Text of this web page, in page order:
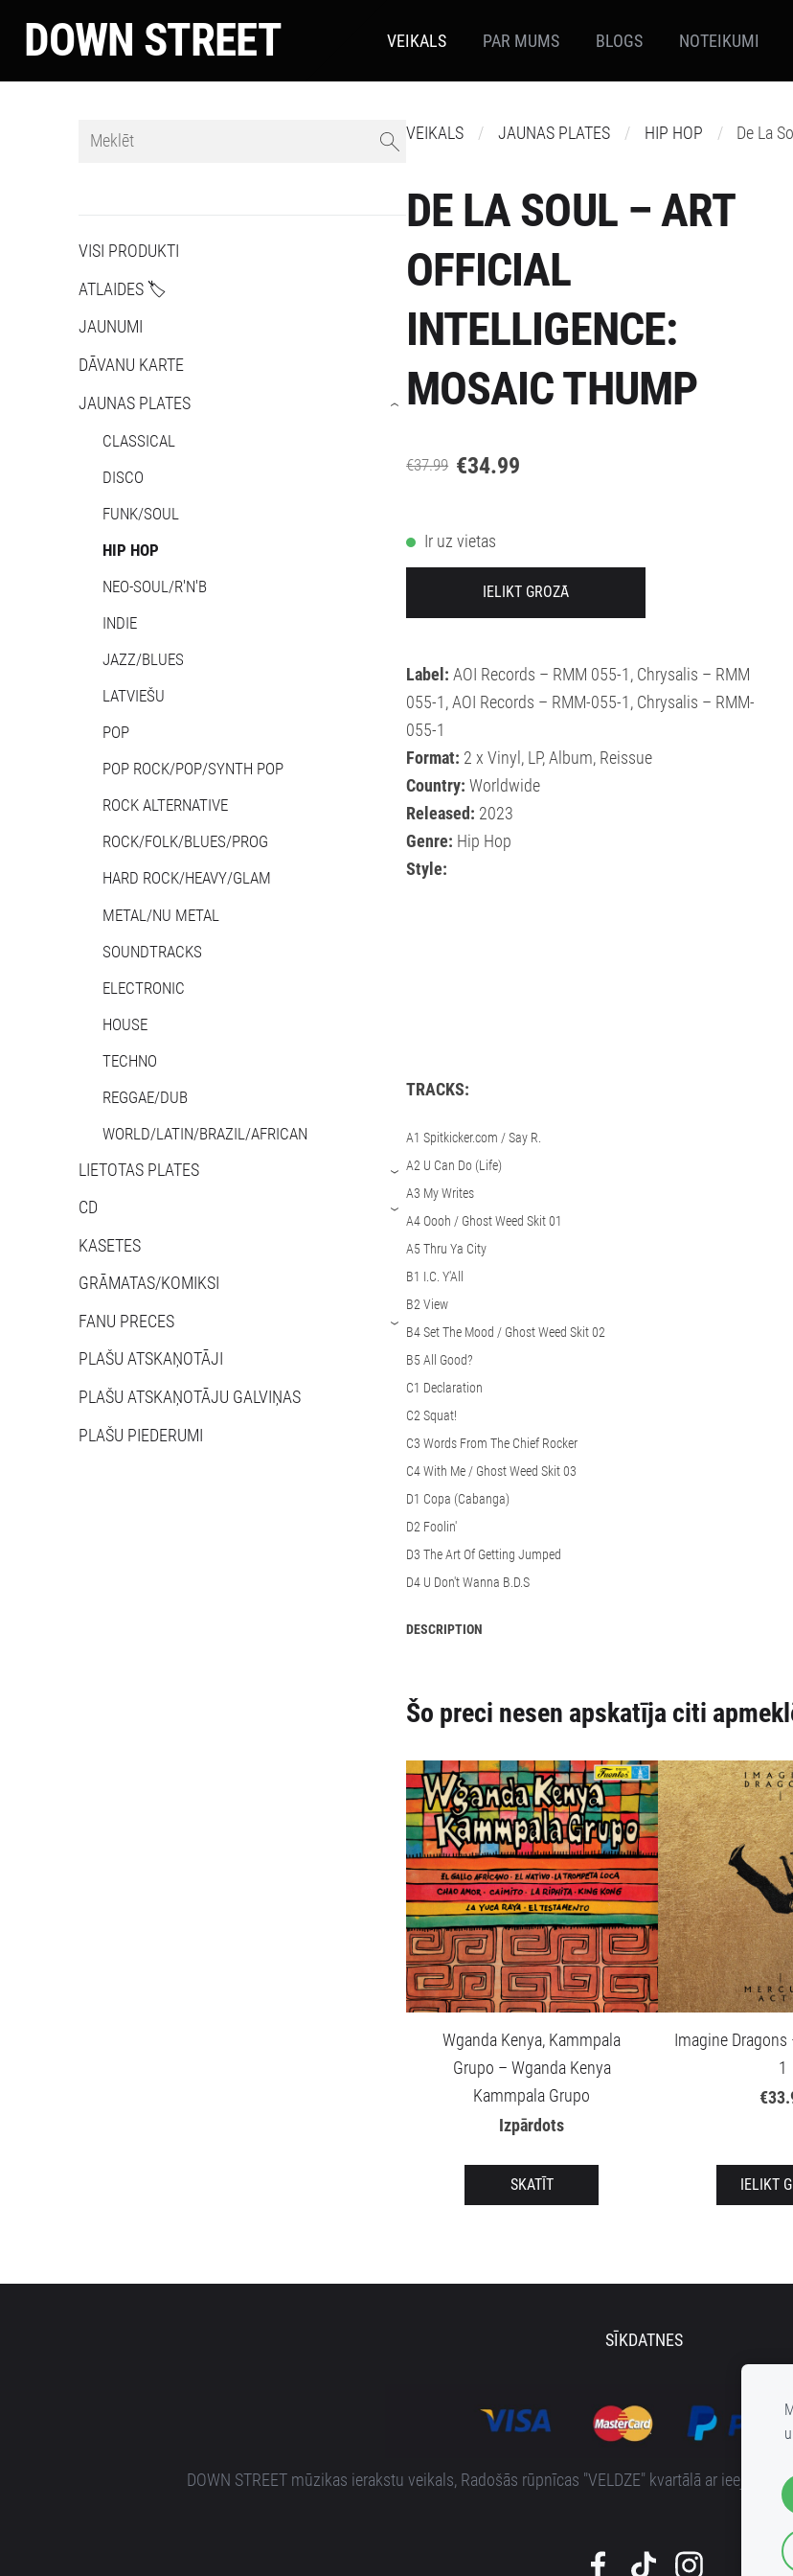
DOWN STREET VEIKALS PAR MUMS BLOGS NOTEIKUMI
VISI PRODUKTI
ATLAIDES 🏷️
JAUNUMI
DĀVANU KARTE
JAUNAS PLATES
CLASSICAL
DISCO
FUNK/SOUL
HIP HOP
NEO-SOUL/R'N'B
INDIE
JAZZ/BLUES
LATVIEŠU
POP
POP ROCK/POP/SYNTH POP
ROCK ALTERNATIVE
ROCK/FOLK/BLUES/PROG
HARD ROCK/HEAVY/GLAM
METAL/NU METAL
SOUNDTRACKS
ELECTRONIC
HOUSE
TECHNO
REGGAE/DUB
WORLD/LATIN/BRAZIL/AFRICAN
›
LIETOTAS PLATES ›
CD ›
KASETES
GRĀMATAS/KOMIKSI
FANU PRECES
›
PLAŠU ATSKAŅOTĀJI
PLAŠU ATSKAŅOTĀJU GALVIŅAS
PLAŠU PIEDERUMI
VEIKALS JAUNAS PLATES HIP HOP De La
DE LA SOUL – ART
OFFICIAL
INTELLIGENCE:
MOSAIC THUMP
€37.99 €34.99
Ir uz vietas
IELIKT GROZĀ
Label:AOI Records – RMM 055-1, Chrysalis – RMM
055-1, AOI Records – RMM-055-1, Chrysalis – RMM-
055-1
Format: 2 x Vinyl, LP, Album, Reissue
Country: Worldwide
Released: 2023
Genre: Hip Hop
Style:
TRACKS:
A1 Spitkicker.com / Say R.
A2 U Can Do (Life)
A3 My Writes
A4 Oooh / Ghost Weed Skit 01
A5 Thru Ya City
B1 I.C. Y'All
B2 View
B4 Set The Mood / Ghost Weed Skit 02
B5 All Good?
C1 Declaration
C2 Squat!
C3 Words From The Chief Rocker
C4 With Me / Ghost Weed Skit 03
D1 Copa (Cabanga)
D2 Foolin'
D3 The Art Of Getting Jumped
D4 U Don't Wanna B.D.S
DESCRIPTION
Šo preci nesen apskatīja citi
Wganda Kenya, Kammpala
Grupo – Wganda Kenya
Kammpala Grupo
Izpārdots
SKATĪT
Imagine
1
IELIKT
SĪKDATNES
DOWN STREET mūzikas ierakstu veikals, Radošās rūpnīcas "VELDZE" kvartālā ar ieeju no